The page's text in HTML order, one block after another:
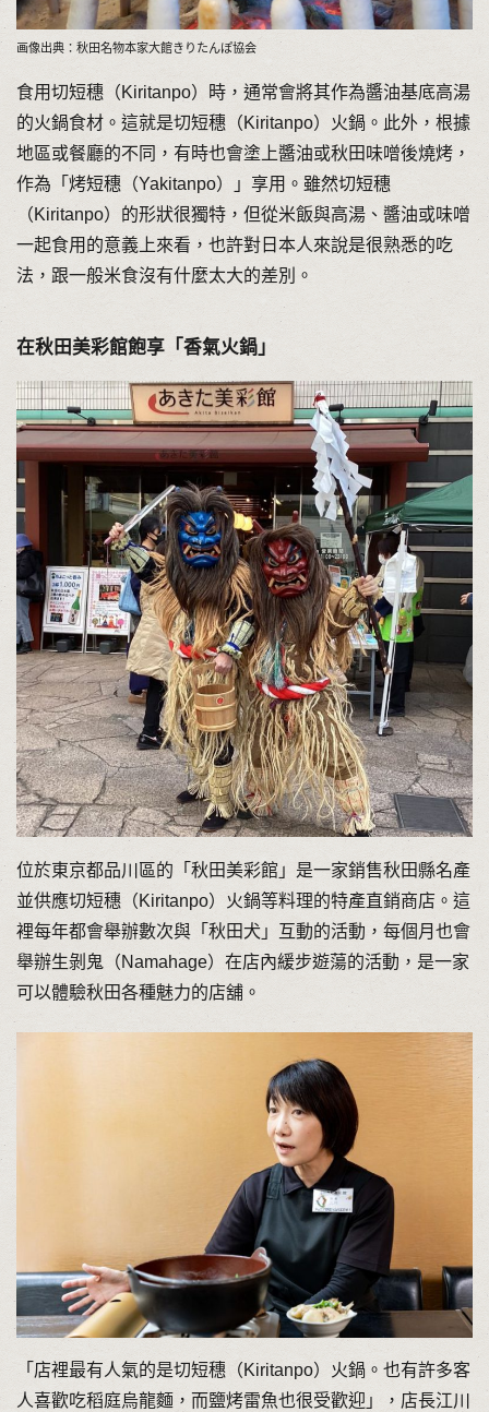
画像出典：秋田名物本家大館きりたんぽ協会
食用切短穗（Kiritanpo）時，通常會將其作為醬油基底高湯
的火鍋食材。這就是切短穗（Kiritanpo）火鍋。此外，根據
地區或餐廳的不同，有時也會塗上醬油或秋田味噌後燒烤，
作為「烤短穗（Yakitanpo）」享用。雖然切短穗
（Kiritanpo）的形狀很獨特，但從米飯與高湯、醬油或味噌
一起食用的意義上來看，也許對日本人來說是很熟悉的吃
法，跟一般米食沒有什麼太大的差別。
在秋田美彩館飽享「香氣火鍋」
位於東京都品川區的「秋田美彩館」是一家銷售秋田縣名產
並供應切短穗（Kiritanpo）火鍋等料理的特產直銷商店。這
裡每年都會舉辦數次與「秋田犬」互動的活動，每個月也會
舉辦生剝鬼（Namahage）在店內緩步遊蕩的活動，是一家
可以體驗秋田各種魅力的店舖。
「店裡最有人氣的是切短穗（Kiritanpo）火鍋。也有許多客
人喜歡吃稻庭烏龍麵，而鹽烤雷魚也很受歡迎」，店長江川